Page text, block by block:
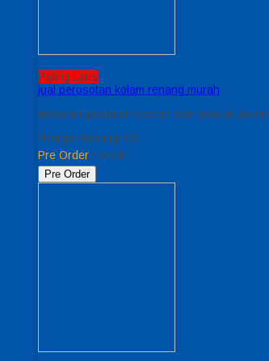
Paling Laris
jual perosotan kolam renang murah
melayani pesanan costum dan sesuai
*Harga Hubungi CS
Pre Order / prs kr
Pre Order